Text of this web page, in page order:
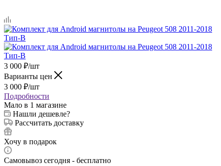
3 000 ₽/шт
Варианты цен
3 000 ₽/шт
Подробности
Мало в 1 магазине
Нашли дешевле?
Рассчитать доставку
Хочу в подарок
Самовывоз сегодня - бесплатно